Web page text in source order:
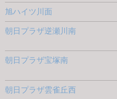
旭ハイツ川面
朝日プラザ逆瀬川南
朝日プラザ宝塚南
朝日プラザ雲雀丘西